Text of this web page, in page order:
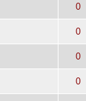
0
0
0
0